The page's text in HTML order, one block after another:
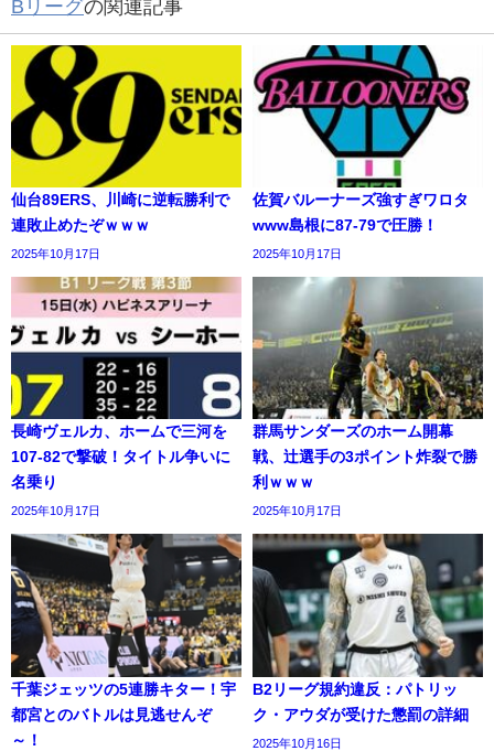
Bリーグの関連記事
仙台89ERS、川崎に逆転勝利で
連敗止めたぞｗｗｗ
2025年10月17日
佐賀バルーナーズ強すぎワロタ
www島根に87-79で圧勝！
2025年10月17日
長崎ヴェルカ、ホームで三河を
107-82で撃破！タイトル争いに
名乗り
2025年10月17日
群馬サンダーズのホーム開幕
戦、辻選手の3ポイント炸裂で勝
利ｗｗｗ
2025年10月17日
千葉ジェッツの5連勝キター！宇
都宮とのバトルは見逃せんぞ
～！
B2リーグ規約違反：パトリッ
ク・アウダが受けた懲罰の詳細
2025年10月16日